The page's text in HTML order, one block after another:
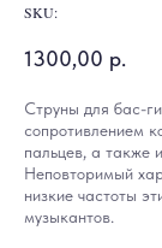
SKU:
1300,00 р.
Струны для бас-
сопротивлением
пальцев, а также
Неповторимый
низкие частоты
музыкантов.